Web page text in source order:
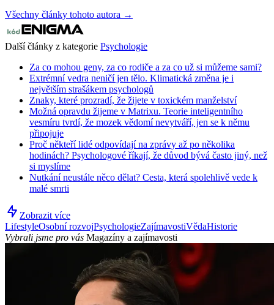
Všechny články tohoto autora →
Další články z kategorie Psychologie
Za co mohou geny, za co rodiče a za co už si můžeme sami?
Extrémní vedra neničí jen tělo. Klimatická změna je i
největším strašákem psychologů
Znaky, které prozradí, že žijete v toxickém manželství
Možná opravdu žijeme v Matrixu. Teorie inteligentního
vesmíru tvrdí, že mozek vědomí nevytváří, jen se k němu
připojuje
Proč někteří lidé odpovídají na zprávy až po několika
hodinách? Psychologové říkají, že důvod bývá často jiný, než
si myslíme
Nutkání neustále něco dělat? Cesta, která spolehlivě vede k
malé smrti
Zobrazit více
LifestyleOsobní rozvojPsychologieZajímavostiVědaHistorie
Vybrali jsme pro vás Magazíny a zajímavosti